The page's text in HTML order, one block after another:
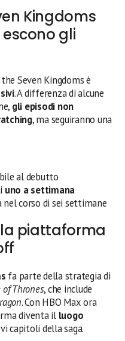
Kingdoms
escono gli
Seven Kingdoms è
. A differenza di alcune
gli episodi non
, ma seguiranno una
al debutto
uno a settimana
corso di sei settimane
la piattaforma
fa parte della strategia di
of Thrones, che include
. Con HBO Max ora
diventa il luogo
capitoli della saga.